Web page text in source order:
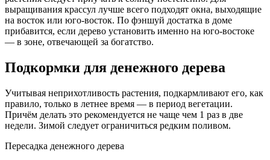
выращивания крассул лучше всего подходят окна, выходящие
на восток или юго-восток. По фэншуй достатка в доме
прибавится, если дерево установить именно на юго-востоке
— в зоне, отвечающей за богатство.
Подкормки для денежного дерева
Учитывая неприхотливость растения, подкармливают его, как
правило, только в летнее время — в период вегетации.
Причём делать это рекомендуется не чаще чем 1 раз в две
недели. Зимой следует ограничиться редким поливом.
Пересадка денежного дерева